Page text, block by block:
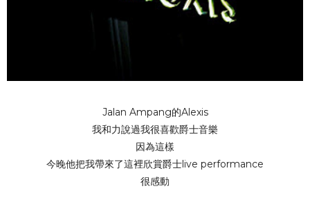
Jalan Ampang的Alexis
我和力說過我很喜歡爵士音樂
因為這樣
今晚他把我帶來了這裡欣賞爵士live performance
很感動